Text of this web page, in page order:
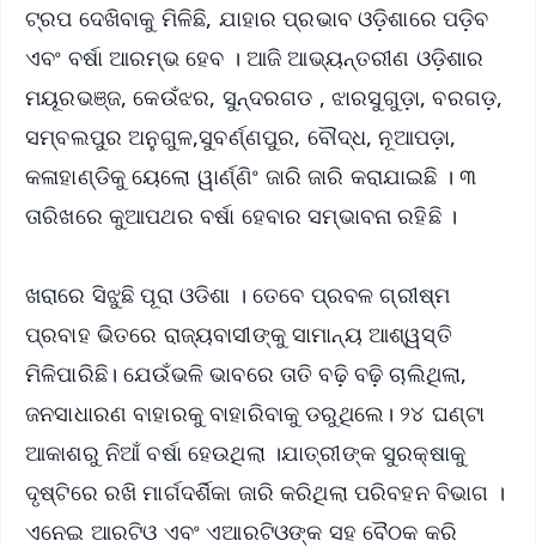
ଟ୍ରପ ଦେଖିବାକୁ ମିଳିଛି, ଯାହାର ପ୍ରଭାବ ଓଡ଼ିଶାରେ ପଡ଼ିବ
ଏବଂ ବର୍ଷା ଆରମ୍ଭ ହେବ । ଆଜି ଆଭ୍ୟନ୍ତରୀଣ ଓଡ଼ିଶାର
ମୟୂରଭଞ୍ଜ, କେଉଁଝର, ସୁନ୍ଦରଗଡ , ଝାରସୁଗୁଡ଼ା, ବରଗଡ଼,
ସମ୍ବଲପୁର ଅନୁଗୁଳ,ସୁବର୍ଣ୍ଣପୁର, ବୌଦ୍ଧ, ନୂଆପଡ଼ା,
କଳାହାଣ୍ଡିକୁ ୟେଲୋ ୱାର୍ଣ୍ଣିଂ ଜାରି ଜାରି କରାଯାଇଛି । ୩
ତାରିଖରେ କୁଆପଥର ବର୍ଷା ହେବାର ସମ୍ଭାବନା ରହିଛି ।
ଖରାରେ ସିଝୁଛି ପୂରା ଓଡିଶା । ତେବେ ପ୍ରବଳ ଗ୍ରୀଷ୍ମ
ପ୍ରବାହ ଭିତରେ ରାଜ୍ୟବାସୀଙ୍କୁ ସାମାନ୍ୟ ଆଶ୍ୱସ୍ତି
ମିଳିପାରିଛି। ଯେଉଁଭଳି ଭାବରେ ତାତି ବଢ଼ି ବଢ଼ି ଚାଲିଥିଲା,
ଜନସାଧାରଣ ବାହାରକୁ ବାହାରିବାକୁ ଡରୁଥିଲେ। ୨୪ ଘଣ୍ଟା
ଆକାଶରୁ ନିଆଁ ବର୍ଷା ହେଉଥିଲା ।ଯାତ୍ରୀଙ୍କ ସୁରକ୍ଷାକୁ
ଦୃଷ୍ଟିରେ ରଖି ମାର୍ଗଦର୍ଶିକା ଜାରି କରିଥିଲା ପରିବହନ ବିଭାଗ ।
ଏନେଇ ଆରଟିଓ ଏବଂ ଏଆରଟିଓଙ୍କ ସହ ବୈଠକ କରି